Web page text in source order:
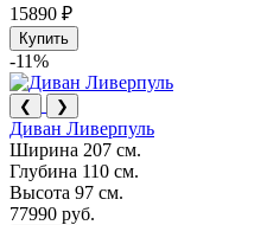
15890 ₽
Купить
-11%
❮ ❯
Диван Ливерпуль
Ширина 207 см.
Глубина 110 см.
Высота 97 см.
77990 руб.